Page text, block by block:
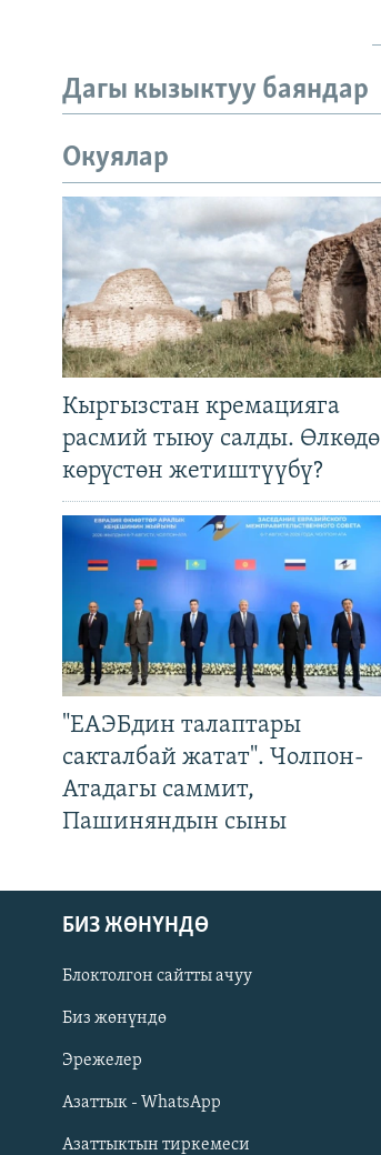
Русский
ОНЛАЙН ШЕРИНЕ
Дагы кызыктуу баяндар
Окуялар
Кыргызстан кремацияга
расмий тыюу салды. Өлкөдө
көрүстөн жетиштүүбү?
"ЕАЭБдин талаптары
сакталбай жатат". Чолпон-
Атадагы саммит,
Пашиняндын сыны
БИЗ ЖӨНҮНДӨ
Блоктолгон сайтты ачуу
Биз жөнүндө
Эрежелер
Азаттык - WhatsApp
Азаттыктын тиркемеси